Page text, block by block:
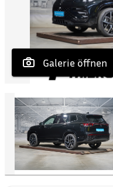
Galerie öffnen